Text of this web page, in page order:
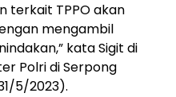
terkait TPPO akan
mengambil
kata Sigit di
Polri di Serpong
5/2023).